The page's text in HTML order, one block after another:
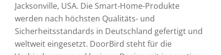
Jacksonville, USA. Die Smart-Home-Produkte
werden nach höchsten Qualitäts- und
Sicherheitsstandards in Deutschland gefertigt und
weltweit eingesetzt. DoorBird steht für die